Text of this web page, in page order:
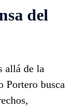
del
allá de la
Portero busca